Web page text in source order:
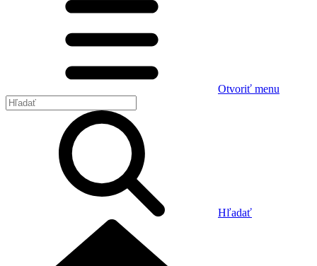
Otvoriť menu
Hľadať